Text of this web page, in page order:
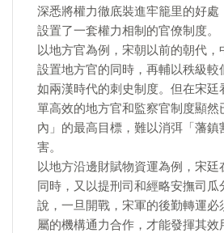
深悉將權力徹底裝進牢籠里的好處
設置了一套權力相制的官僚制度。
以地方官為例，宋朝以前的朝代，
設置地方官的同時，再輔以秩級較
如兩漢時代的刺史制度。但在宋廷
單高效的地方官和監察官制度顯然
內」的最高目標，難以消弭「藩鎮
害。
以地方沿邊財賦物資運為例，宋廷
同時，又以提刑司和經略安撫司瓜
說，一旦開戰，宋軍的後勤轉運必
屬的機構通力合作，才能發揮其效